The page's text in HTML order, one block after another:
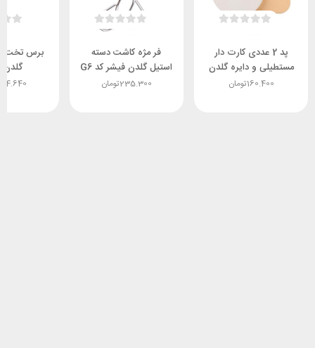
پد 2 عددی کارت دار
مستطیلی و دایره گلدن
فیشر کد G7تومان160.400
فر مژه کاشت دسته
استیل گلدن فیشر کد G6
تومان235.300
برس تخت
گلدن